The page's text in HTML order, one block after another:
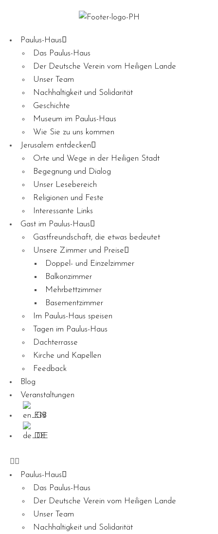
Paulus-Haus
Das Paulus-Haus
Der Deutsche Verein vom Heiligen Lande
Unser Team
Nachhaltigkeit und Solidarität
Geschichte
Museum im Paulus-Haus
Wie Sie zu uns kommen
Jerusalem entdecken
Orte und Wege in der Heiligen Stadt
Begegnung und Dialog
Unser Lesebereich
Religionen und Feste
Interessante Links
Gast im Paulus-Haus
Gastfreundschaft, die etwas bedeutet
Unsere Zimmer und Preise
Doppel- und Einzelzimmer
Balkonzimmer
Mehrbettzimmer
Basementzimmer
Im Paulus-Haus speisen
Tagen im Paulus-Haus
Dachterrasse
Kirche und Kapellen
Feedback
Blog
Veranstaltungen
EN
DE
Paulus-Haus
Das Paulus-Haus
Der Deutsche Verein vom Heiligen Lande
Unser Team
Nachhaltigkeit und Solidarität